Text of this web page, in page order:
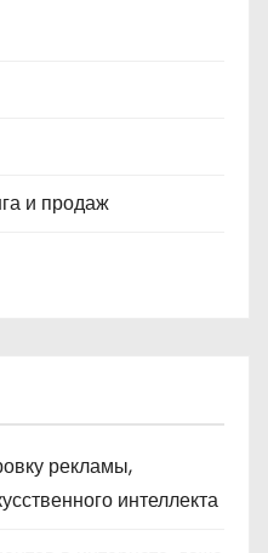
и продаж
рекламы,
интеллекта